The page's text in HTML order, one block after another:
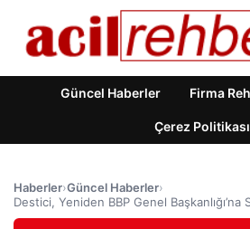
Güncel Haberler Firma
Çerez Politikası
Haberler›Güncel Haberler›
Destici, Yeniden BBP Genel Başkanlığı’na